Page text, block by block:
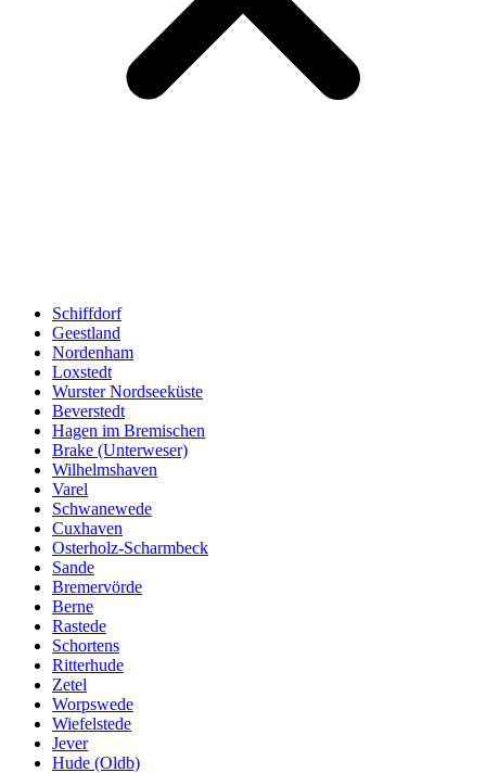
Schiffdorf
Geestland
Nordenham
Loxstedt
Wurster Nordseeküste
Beverstedt
Hagen im Bremischen
Brake (Unterweser)
Wilhelmshaven
Varel
Schwanewede
Cuxhaven
Osterholz-Scharmbeck
Sande
Bremervörde
Berne
Rastede
Schortens
Ritterhude
Zetel
Worpswede
Wiefelstede
Jever
Hude (Oldb)